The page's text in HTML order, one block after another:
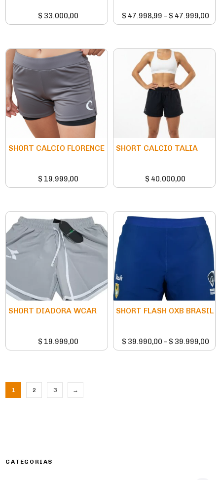
$ 33.000,00 $ 47.998,99 – $ 47.999,00
SHORT CALCIO FLORENCE
$ 19.999,00
SHORT CALCIO TALIA
$ 40.000,00
SHORT DIADORA WCAR
$ 19.999,00
SHORT FLASH OXB BRASIL
$ 39.990,00 – $ 39.999,00
1 2 3 →
CATEGORIAS